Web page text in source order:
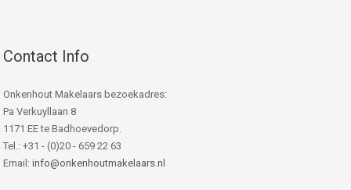
Contact Info
Onkenhout Makelaars bezoekadres:
Pa Verkuyllaan 8
1171 EE te Badhoevedorp.
Tel.: +31 - (0)20 - 659 22 63
Email: info@onkenhoutmakelaars.nl